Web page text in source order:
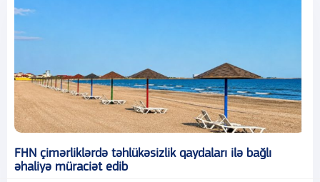
FHN çimərliklərdə təhlükəsizlik qaydaları ilə bağlı
əhaliyə müraciət edib